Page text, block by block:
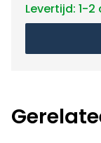
Levertijd: 1-2